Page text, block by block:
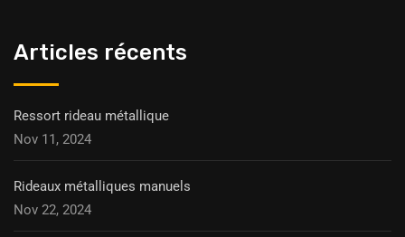
Articles récents
Ressort rideau métallique
Nov 11, 2024
Rideaux métalliques manuels
Nov 22, 2024